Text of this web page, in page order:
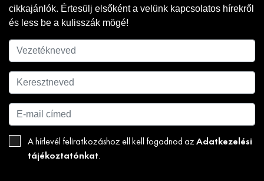
cikkajánlók. Értesülj elsőként a velünk kapcsolatos hírekről
és less be a kulisszák mögé!
A hírlevél feliratkozáshoz ell kell fogadnod az Adatkezelési
tájékoztatónkat.